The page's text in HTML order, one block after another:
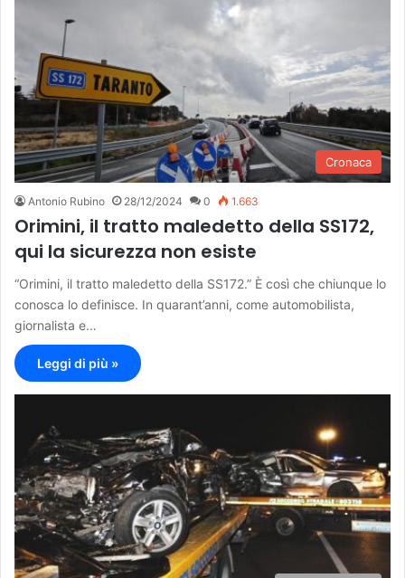
Cronaca
Antonio Rubino 28/12/2024 0 1.663
Orimini, il tratto maledetto della SS172,
qui la sicurezza non esiste
“Orimini, il tratto maledetto della SS172.” È così che chiunque lo
conosca lo definisce. In quarant’anni, come automobilista,
giornalista e…
Leggi di più »